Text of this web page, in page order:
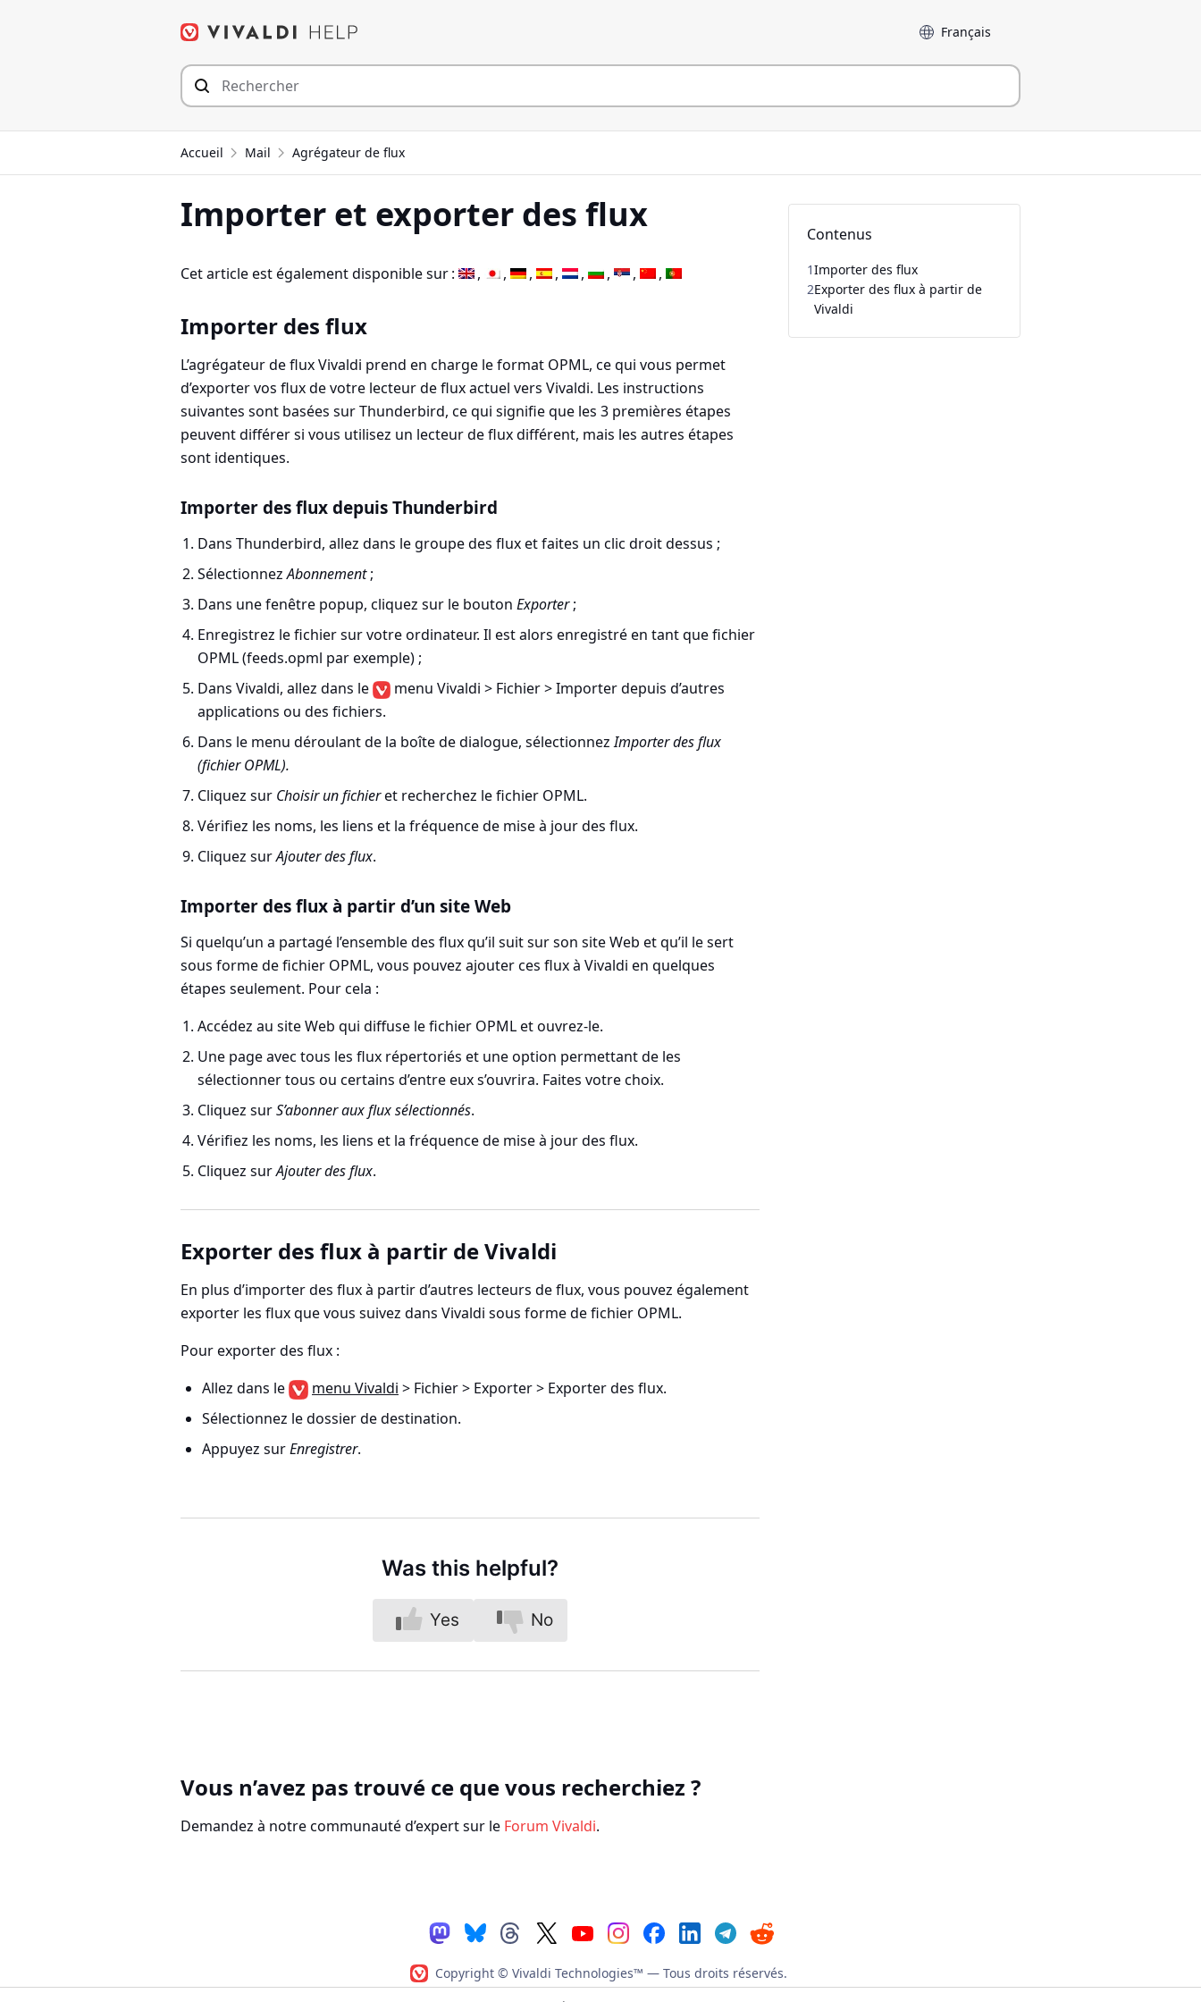
Langue
Accueil Mail Agrégateur de flux
Importer et exporter des flux
Cet article est également disponible sur :
Importer des flux
L’agrégateur de flux Vivaldi prend en charge le format OPML, ce qui vous permet
d’exporter vos flux de votre lecteur de flux actuel vers Vivaldi. Les instructions
suivantes sont basées sur Thunderbird, ce qui signifie que les 3 premières étapes
peuvent différer si vous utilisez un lecteur de flux différent, mais les autres étapes
sont identiques.
Importer des flux depuis Thunderbird
Dans Thunderbird, allez dans le groupe des flux et faites un clic droit dessus ;
SélectionnezAbonnement;
Dans une fenêtre popup, cliquez sur le boutonExporter;
Enregistrez le fichier sur votre ordinateur. Il est alors enregistré en tant que fichier
OPML (feeds.opml par exemple) ;
Dans Vivaldi, allez dans le
menu Vivaldi > Fichier > Importer depuis d’autres
applications ou des fichiers.
Dans le menu déroulant de la boîte de dialogue, sélectionnezImporter des flux
(fichier OPML).
Cliquez sur Choisir un fichieret recherchez le fichier OPML.
Vérifiez les noms, les liens et la fréquence de mise à jour des flux.
Cliquez surAjouter des flux.
Importer des flux à partir d’un site Web
Si quelqu’un a partagé l’ensemble des flux qu’il suit sur son site Web et qu’il le sert
sous forme de fichier OPML, vous pouvez ajouter ces flux à Vivaldi en quelques
étapes seulement. Pour cela :
Accédez au site Web qui diffuse le fichier OPML et ouvrez-le.
Une page avec tous les flux répertoriés et une option permettant de les
sélectionner tous ou certains d’entre eux s’ouvrira. Faites votre choix.
Cliquez surS’abonner aux flux sélectionnés.
Vérifiez les noms, les liens et la fréquence de mise à jour des flux.
Cliquez surAjouter des flux.
Exporter des flux à partir de Vivaldi
En plus d’importer des flux à partir d’autres lecteurs de flux, vous pouvez également
exporter les flux que vous suivez dans Vivaldi sous forme de fichier OPML.
Pour exporter des flux :
Allez dans le
menu Vivaldi > Fichier > Exporter > Exporter des flux.
Sélectionnez le dossier de destination.
Appuyez surEnregistrer.
Was this helpful?
Yes No
Contenus
1Importer des flux
2Exporter des flux à partir de
Vivaldi
Vous n’avez pas trouvé ce que vous recherchiez ?
Demandez à notre communauté d’expert sur le Forum Vivaldi.
Copyright © Vivaldi Technologies™ — Tous droits réservés.